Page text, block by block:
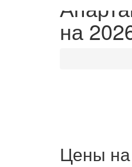
на
Цены на